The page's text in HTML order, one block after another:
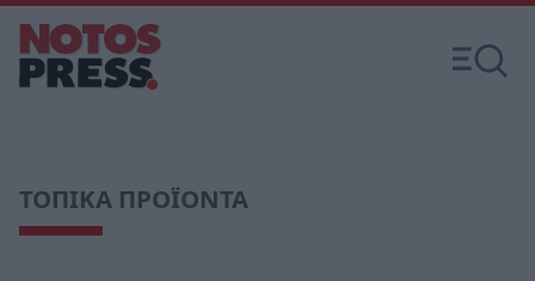
ΤΟΠΙΚΑ ΠΡΟΪΟΝΤΑ